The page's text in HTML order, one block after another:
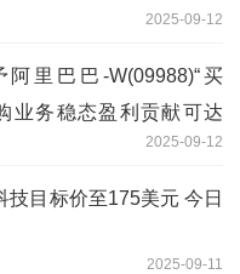
2025-09-12
里巴巴-W(09988)“买
业务稳态盈利贡献可达
2025-09-12
技目标价至175美元 今日
2025-09-11